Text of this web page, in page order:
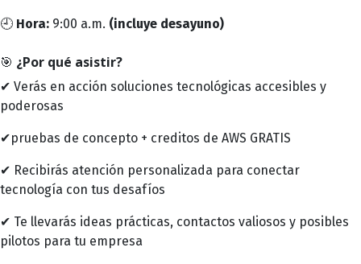
🕘 Hora: 9:00 a.m. (incluye desayuno)
🎯 ¿Por qué asistir?
✔ Verás en acción soluciones tecnológicas accesibles y
poderosas
✔pruebas de concepto + creditos de AWS GRATIS
✔ Recibirás atención personalizada para conectar
tecnología con tus desafíos
✔ Te llevarás ideas prácticas, contactos valiosos y posibles
pilotos para tu empresa